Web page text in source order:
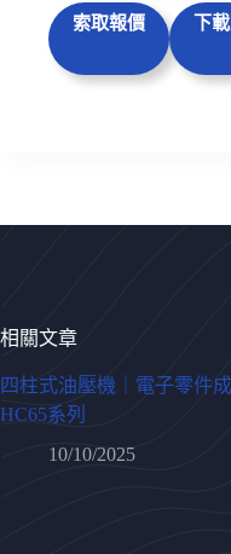
索取報價 下
相關文章
四柱式油壓機｜電子零件成
HC65系列
10/10/2025